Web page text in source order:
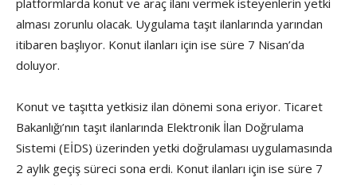
platformlarda konut ve araç ilanı vermek isteyenlerin yetki
alması zorunlu olacak. Uygulama taşıt ilanlarında yarından
itibaren başlıyor. Konut ilanları için ise süre 7 Nisan’da
doluyor.
Konut ve taşıtta yetkisiz ilan dönemi sona eriyor. Ticaret
Bakanlığı’nın taşıt ilanlarında Elektronik İlan Doğrulama
Sistemi (EİDS) üzerinden yetki doğrulaması uygulamasında
2 aylık geçiş süreci sona erdi. Konut ilanları için ise süre 7